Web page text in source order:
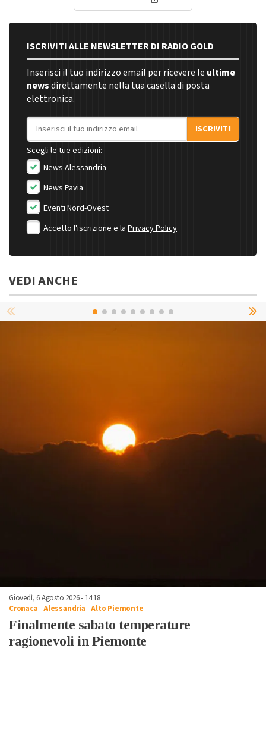
ISCRIVITI ALLE NEWSLETTER DI RADIO GOLD
Inserisci il tuo indirizzo email per ricevere le ultime
newsdirettamente nella tua casella di posta
elettronica.
Indirizzo email
ISCRIVITI
Scegli le tue edizioni:
News Alessandria
News Pavia
Eventi Nord-Ovest
Accetto l'iscrizione e la Privacy Policy
VEDI ANCHE
Giovedì, 6 Agosto 2026 - 14:18
Cronaca-Alessandria -Alto Piemonte
Finalmente sabato temperature
ragionevoli in Piemonte